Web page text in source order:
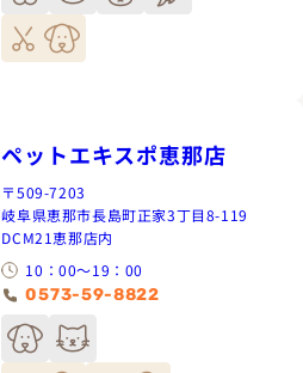
ペットエキスポ恵那店
〒509-7203
岐阜県恵那市長島町正家3丁目8-119
DCM21恵那店内
10：00～19：00
0573-59-8822